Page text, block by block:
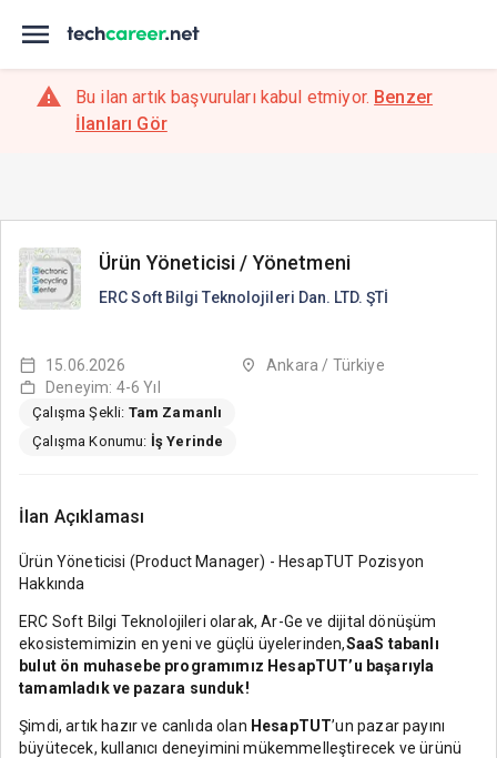
Bu ilan artık başvuruları kabul etmiyor. Benzer
İlanları Gör
Ürün Yöneticisi / Yönetmeni
ERC Soft Bilgi Teknolojileri Dan. LTD. ŞTİ
15.06.2026
Ankara / Türkiye
Deneyim: 4-6 Yıl
Çalışma Şekli: Tam Zamanlı
Çalışma Konumu: İş Yerinde
İlan Açıklaması
Ürün Yöneticisi (Product Manager) - HesapTUT Pozisyon
Hakkında
ERC Soft Bilgi Teknolojileri olarak, Ar-Ge ve dijital dönüşüm
ekosistemimizin en yeni ve güçlü üyelerinden,SaaS tabanlı
bulut ön muhasebe programımız HesapTUT’u başarıyla
tamamladık ve pazara sunduk!
Şimdi, artık hazır ve canlıda olan HesapTUT’un pazar payını
büyütecek, kullanıcı deneyimini mükemmelleştirecek ve ürünü